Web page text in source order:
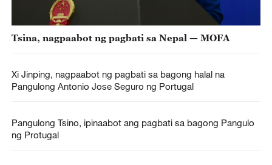
Tsina, nagpaabot ng pagbati sa Nepal — MOFA
Xi Jinping, nagpaabot ng pagbati sa bagong halal na
Pangulong Antonio Jose Seguro ng Portugal
Pangulong Tsino, ipinaabot ang pagbati sa bagong Pangulo
ng Protugal